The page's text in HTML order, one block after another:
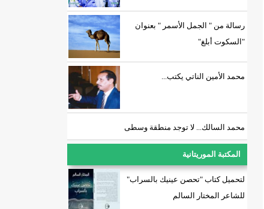
رسالة من " الجمل الأسمر " بعنوان
"السكوت أبلغ"
محمد الأمين الناتي يكتب...
محمد السالك... لا توجد منطقة وسطى
المكتبة الموريتانية
لتحميل كتاب "تحصن عينيك بالسراب"
للشاعر المختار السالم